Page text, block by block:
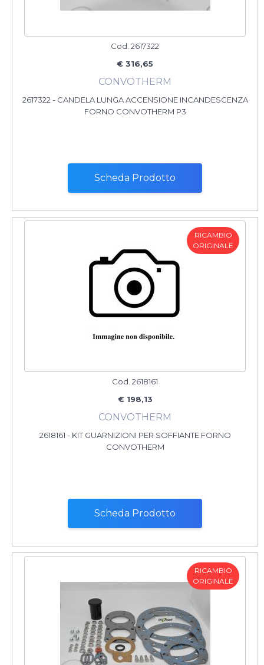
Cod. 2617322
€ 316,65
CONVOTHERM
2617322 - CANDELA LUNGA ACCENSIONE INCANDESCENZA
FORNO CONVOTHERM P3
Scheda Prodotto
RICAMBIO
ORIGINALE
Cod. 2618161
€ 198,13
CONVOTHERM
2618161 - KIT GUARNIZIONI PER SOFFIANTE FORNO
CONVOTHERM
Scheda Prodotto
RICAMBIO
ORIGINALE